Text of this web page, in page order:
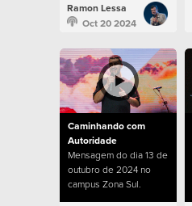
Ramon Lessa
Oct 20 2024
Caminhando com
Autoridade
Mensagem do dia 13 de
outubro de 2024 no
campus Zona Sul.